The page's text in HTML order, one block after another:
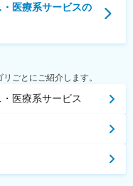
医療系サービスの
ごとにご紹介します。
医療系サービス